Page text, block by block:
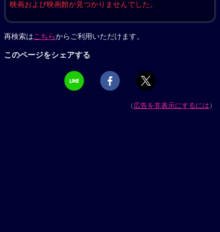
映画および映画館が見つかりませんでした。
再検索はこちらからご利用いただけます。
このページをシェアする
（広告を非表示にするには）